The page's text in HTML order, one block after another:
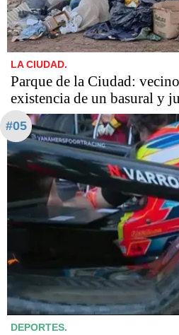
LA CIUDAD.
Parque de la Ciudad:
existencia de un basural y
#05
DEPORTES.